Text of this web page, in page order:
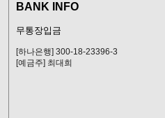
BANK INFO
무통장입금
[하나은행] 300-18-23396-3
[예금주] 최대희